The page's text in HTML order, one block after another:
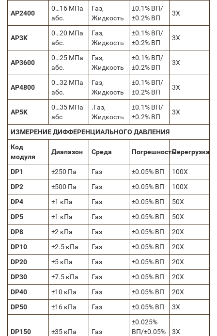
AP2400
0…16 МПа
абс.
Газ,
Жидкость
±0.1% ВП/
±0.2% ВП
3X
AP3K
0…20 МПа
абс.
Газ,
Жидкость
±0.1% ВП/
±0.2% ВП
3X
AP3600
0…25 МПа
абс.
Газ,
Жидкость
±0.1% ВП/
±0.2% ВП
3X
AP4800
0…32 МПа
абс.
Газ,
Жидкость
±0.1% ВП/
±0.2% ВП
3X
AP5K
0…35 МПа
абс
.Газ,
Жидкость
±0.1% ВП/
±0.2% ВП
3X
ИЗМЕРЕНИЕ ДИФФЕРЕНЦИАЛЬНОГО ДАВЛЕНИЯ
Код
модуля
Диапазон Среда ПогрешностьПерегрузка
DP1 ±250 Па Газ ±0.05% ВП
100Х
DP2
±500 Па Газ ±0.05% ВП
100Х
DP4
±1 кПа Газ ±0.05% ВП
50Х
DP5
±1 кПа Газ ±0.05% ВП
50Х
DP8
±2 кПа Газ ±0.05% ВП
20Х
DP10
±2.5 кПа Газ ±0.05% ВП
20Х
DP20
±5 кПа Газ ±0.05% ВП
20Х
DP30
±7.5 кПа Газ ±0.05% ВП
20Х
DP40
±10 кПа Газ ±0.05% ВП
20Х
DP50
±16 кПа Газ ±0.05% ВП 3Х
DP150 ±35 кПа Газ
±0.025%
ВП/±0.05%
3Х